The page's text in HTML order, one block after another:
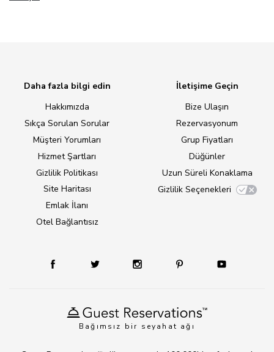
Bağımsız bir seyahat ağı
Daha fazla bilgi edin
Hakkımızda
Sıkça Sorulan Sorular
Müşteri Yorumları
Hizmet Şartları
Gizlilik Politikası
Site Haritası
Emlak İlanı
Otel Bağlantısız
İletişime Geçin
Bize Ulaşın
Rezervasyonum
Grup Fiyatları
Düğünler
Uzun Süreli Konaklama
Gizlilik Seçenekleri